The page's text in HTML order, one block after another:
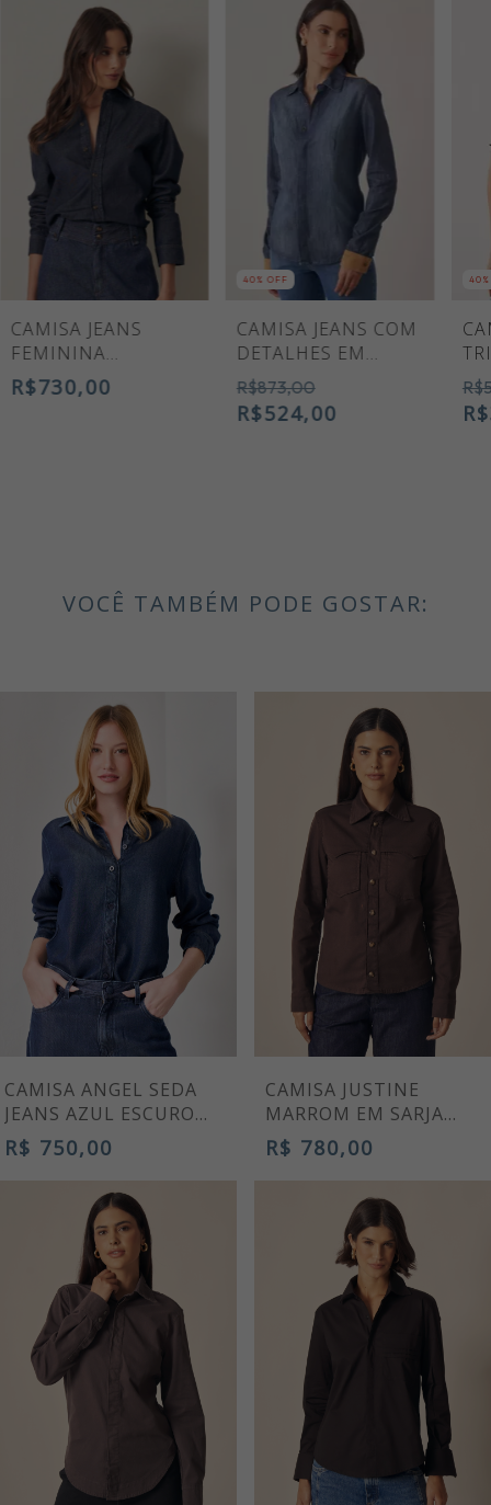
CAMISA JEANS
FEMININA
DORALICE
R$730,00
40% OFF
CAMISA JEANS COM
DETALHES EM
SUEDE
R$873,00
R$524,00
40
VOCÊ TAMBÉM PODE GOSTAR:
CAMISA ANGEL SEDA
JEANS AZUL ESCURO
FEMININA PREMIUM
R$ 750,00
CAMISA JUSTINE
MARROM EM SARJA
PREMIUM
R$ 780,00